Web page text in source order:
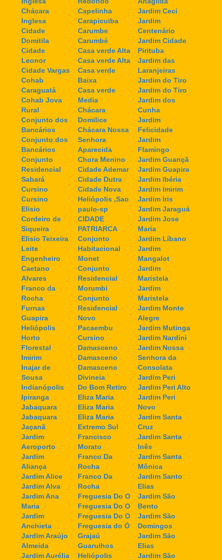
Chácara
Inglesa
Cidade
Domitila
Cidade
Leonor
Cidade Vargas
Cohab
Caraguatá
Cohab Jova
Rural
Conjunto dos
Bancários
Conjunto dos
Bancários
Conjunto
Residencial
Sabará
Cursino
Cursino
Elisio
Cordeiro de
Siqueira
Elisio Teixeira
Leite
Engenheiro
Caetano
Alvares
Franco da
Rocha
Furnas
Guapira
Heliópolis
Horto
Florestal
Imirim
Inajar de
Sousa
Indianópolis
Ipiranga
Jabaquara
Jabaquara
Jaçanã
Jardim
Aeroporto
Jardim
Aliança
Jardim Alice
Jardim Alva
Jardim Ana
Maria
Jardim
Anchieta
Jardim Araújo
Almeida
Jardim Aurélia
Capelinha
Carapicuiba
Carumbe
Carumbé
Casa verde Alta
Casa verde Alta
Casa verde
Baixa
Casa verde
Media
Chácara
Domilice
Chácara Nossa
Senhora
Aparecida
Chora Menino
Cidade Ademar
Cidade Dutra
Cidade Nova
Heliópolis ,Sao
paulo-sp
CIDADE
PATRIARCA
Conjunto
Habitacional
Monet
Conjunto
Residencial
Morumbi
Conjunto
Residencial
Novo
Pacaembu
Cursino
Damasceno
Damasceno
Damasceno
Divineia
Do Bom Retiro
Eliza Maria
Eliza Maria
Eliza Maria
Extremo Sul
Francisco
Morato
Franco Da
Rocha
Franco Da
Rocha
Freguesia Do O
Freguesia Do O
Freguesia Do O
Freguesia do Ó
Grajaú
Guarulhos
Heliópolis
Jardim Ceci
Jardim
Centenário
Jardim Cidade
Pirituba
Jardim das
Laranjeiras
Jardim do Tiro
Jardim do Tiro
Jardim dos
Cunha
Jardim
Felicidade
Jardim
Flamingo
Jardim Guançã
Jardim Guapira
Jardim Ibéria
Jardim Imirim
Jardim Iris
Jardim Jaraguá
Jardim Jose
Maria
Jardim Líbano
Jardim
Mangalot
Jardim
Maristela
Jardim
Maristela
Jardim Monte
Alegre
Jardim Mutinga
Jardim Nardini
Jardim Nossa
Senhora da
Consolata
Jardim Peri
Jardim Peri Alto
Jardim Peri
Novo
Jardim Santa
Cruz
Jardim Santa
Inês
Jardim Santa
Mônica
Jardim Santo
Elias
Jardim São
Bento
Jardim São
Domingos
Jardim São
Elias
Jardim São